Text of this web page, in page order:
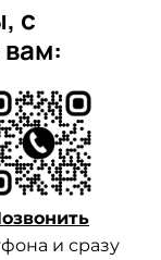
с
и сразу